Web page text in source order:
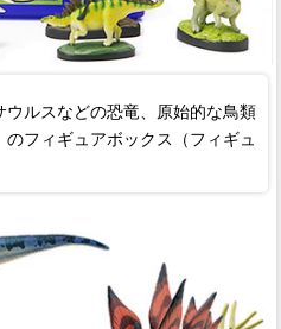
ルスなどの恐竜、原始的な鳥類
フィギュアボックス（フィギュ